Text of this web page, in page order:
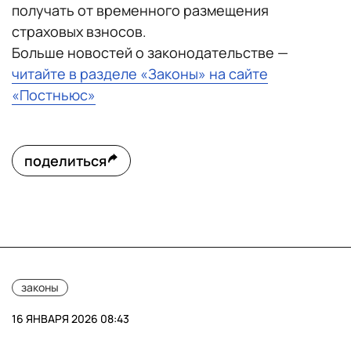
получать от временного размещения
страховых взносов.
Больше новостей о законодательстве —
читайте в разделе «Законы» на сайте
«Постньюс»
поделиться
законы
16 ЯНВАРЯ 2026 08:43